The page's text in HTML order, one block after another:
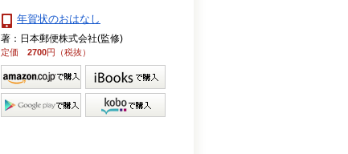
年賀状のおはなし
著：日本郵便株式会社(監修)
定価 2700円（税抜）